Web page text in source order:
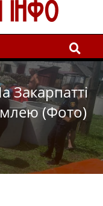
Закарпатті
(Фото)